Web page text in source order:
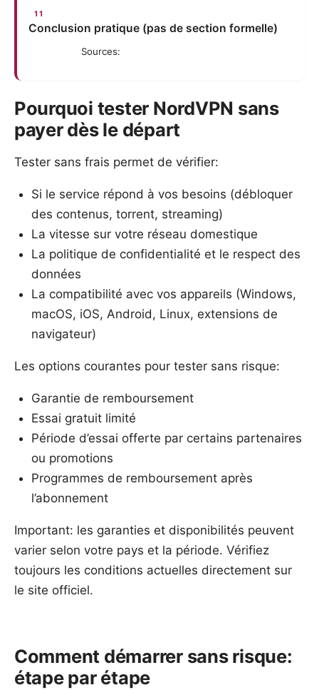
Conclusion pratique (pas de section formelle)
Sources:
Pourquoi tester NordVPN sans
payer dès le départ
Tester sans frais permet de vérifier:
Si le service répond à vos besoins (débloquer
des contenus, torrent, streaming)
La vitesse sur votre réseau domestique
La politique de confidentialité et le respect des
données
La compatibilité avec vos appareils (Windows,
macOS, iOS, Android, Linux, extensions de
navigateur)
Les options courantes pour tester sans risque:
Garantie de remboursement
Essai gratuit limité
Période d’essai offerte par certains partenaires
ou promotions
Programmes de remboursement après
l’abonnement
Important: les garanties et disponibilités peuvent
varier selon votre pays et la période. Vérifiez
toujours les conditions actuelles directement sur
le site officiel.
Comment démarrer sans risque:
étape par étape